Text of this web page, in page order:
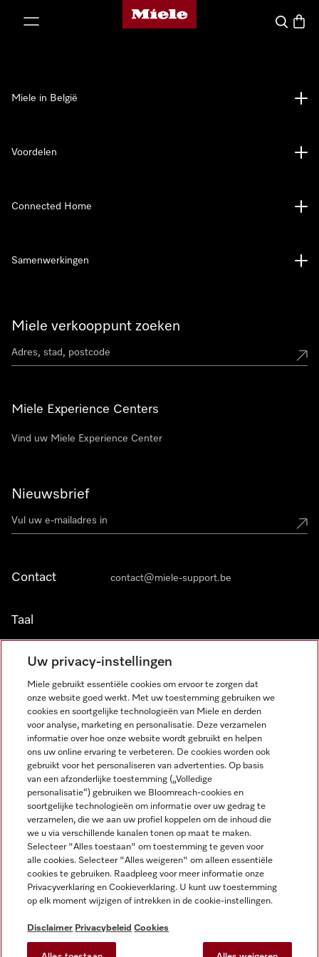
Miele homepage
Wat zoek
Miele verkooppunt zoeken
Miele Experience Centers
Vind uw Miele Experience Center
Nieuwsbrief
Contact contact@miele-support.be
Taal
NEDERLANDS
Miele in België
Voordelen
Connected Home
Samenwerkingen
Wettelijke Informatie
Algemene voorwaarden
Privacybeleid
Gebruiksvoorwaarden
Toegankelijkheidsverklaring
Digital Services Act
Miele op Facebook
Miele op Youtube
Miele op Instagram
Miele op Pinterest
Uw privacy-instellingen
Miele gebruikt essentiële cookies om ervoor te zorgen dat
onze website goed werkt. Met uw toestemming gebruiken we
cookies en soortgelijke technologieën van Miele en derden
voor analyse, marketing en personalisatie. Deze verzamelen
informatie over hoe onze website wordt gebruikt en helpen
ons uw online ervaring te verbeteren. De cookies worden ook
gebruikt voor het personaliseren van advertenties. Op basis
van een afzonderlijke toestemming („Volledige
personalisatie“) gebruiken we Bloomreach-cookies en
soortgelijke technologieën om informatie over uw gedrag te
verzamelen, die we aan uw profiel koppelen om de inhoud die
we u via verschillende kanalen tonen op maat te maken.
Selecteer "Alles toestaan" om toestemming te geven voor
alle cookies. Selecteer "Alles weigeren" om alleen essentiële
cookies te gebruiken. Raadpleeg voor meer informatie onze
Privacyverklaring en Cookieverklaring. U kunt uw toestemming
op elk moment wijzigen of intrekken in de cookie-instellingen.
Disclaimer Privacybeleid Cookies